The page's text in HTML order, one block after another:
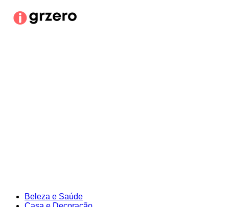
para
Beleza e Saúde